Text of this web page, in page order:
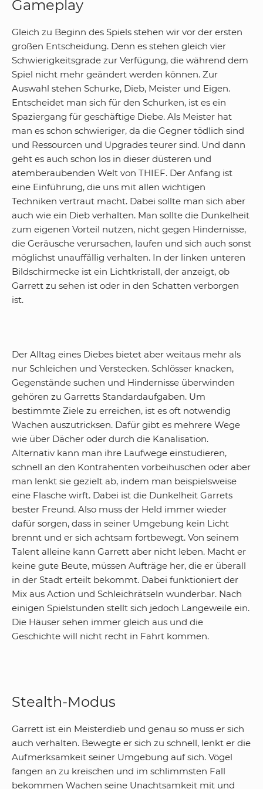
Gameplay
Gleich zu Beginn des Spiels stehen wir vor der ersten
großen Entscheidung. Denn es stehen gleich vier
Schwierigkeitsgrade zur Verfügung, die während dem
Spiel nicht mehr geändert werden können. Zur
Auswahl stehen Schurke, Dieb, Meister und Eigen.
Entscheidet man sich für den Schurken, ist es ein
Spaziergang für geschäftige Diebe. Als Meister hat
man es schon schwieriger, da die Gegner tödlich sind
und Ressourcen und Upgrades teurer sind. Und dann
geht es auch schon los in dieser düsteren und
atemberaubenden Welt von THIEF. Der Anfang ist
eine Einführung, die uns mit allen wichtigen
Techniken vertraut macht. Dabei sollte man sich aber
auch wie ein Dieb verhalten. Man sollte die Dunkelheit
zum eigenen Vorteil nutzen, nicht gegen Hindernisse,
die Geräusche verursachen, laufen und sich auch sonst
möglichst unauffällig verhalten. In der linken unteren
Bildschirmecke ist ein Lichtkristall, der anzeigt, ob
Garrett zu sehen ist oder in den Schatten verborgen
ist.
Der Alltag eines Diebes bietet aber weitaus mehr als
nur Schleichen und Verstecken. Schlösser knacken,
Gegenstände suchen und Hindernisse überwinden
gehören zu Garretts Standardaufgaben. Um
bestimmte Ziele zu erreichen, ist es oft notwendig
Wachen auszutricksen. Dafür gibt es mehrere Wege
wie über Dächer oder durch die Kanalisation.
Alternativ kann man ihre Laufwege einstudieren,
schnell an den Kontrahenten vorbeihuschen oder aber
man lenkt sie gezielt ab, indem man beispielsweise
eine Flasche wirft. Dabei ist die Dunkelheit Garrets
bester Freund. Also muss der Held immer wieder
dafür sorgen, dass in seiner Umgebung kein Licht
brennt und er sich achtsam fortbewegt. Von seinem
Talent alleine kann Garrett aber nicht leben. Macht er
keine gute Beute, müssen Aufträge her, die er überall
in der Stadt erteilt bekommt. Dabei funktioniert der
Mix aus Action und Schleichrätseln wunderbar. Nach
einigen Spielstunden stellt sich jedoch Langeweile ein.
Die Häuser sehen immer gleich aus und die
Geschichte will nicht recht in Fahrt kommen.
Stealth-Modus
Garrett ist ein Meisterdieb und genau so muss er sich
auch verhalten. Bewegte er sich zu schnell, lenkt er die
Aufmerksamkeit seiner Umgebung auf sich. Vögel
fangen an zu kreischen und im schlimmsten Fall
bekommen Wachen seine Unachtsamkeit mit und